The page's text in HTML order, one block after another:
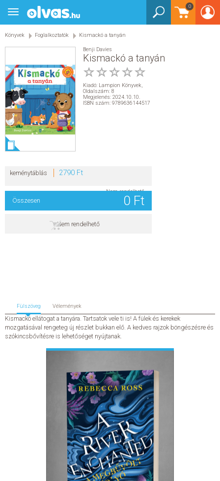
0
Toggle
navigation
Könyvek Foglalkoztatók Kismackó a tanyán
Benji Davies
Kismackó a tanyán
Kiadó: Lampion Könyvek,
Oldalszám: 8
Megjelenés: 2024.10.10.
ISBN szám: 9789636144517
Nem rendelhető
keménytáblás 2790 Ft
Nem rendelhető
Összesen 0 Ft
Fülszöveg Vélemények
Kismackó ellátogat a tanyára. Tartsatok vele ti is! A fülek és kerekek
mozgatásával rengeteg új részlet bukkan elő. A kedves rajzok böngészésre és
szókincsbővítésre is lehetőséget nyújtanak.
BEJELENTKEZÉS
KÖNYVEK
EGYÉB TERMÉKEK
STAR WARS
AKCIÓ
SEGÍTHETEK?
HÍREK
KAPCSOLAT
ELŐRENDELÉSI TOPLISTA